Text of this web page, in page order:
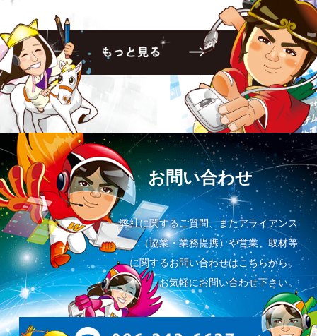
お問い合わせ
弊社に関するご質問、またアライアンス
（協業・業務提携）や営業、取材等
に関するお問い合わせはこちらから。
お気軽にお問い合わせ下さい。